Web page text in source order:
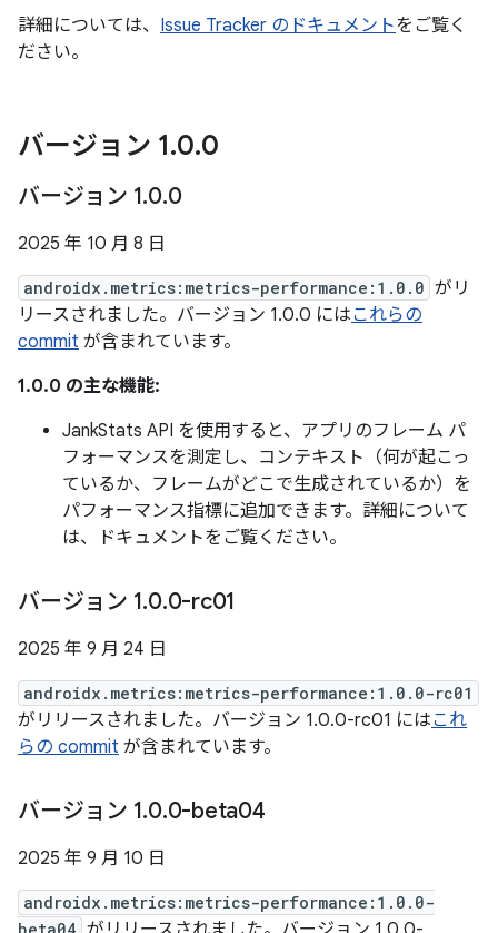
詳細については、 Issue Tracker のドキュメントをご覧く
ださい。
バージョン 1.0.0
バージョン 1.0.0
2025 年 10 月 8 日
androidx.metrics:metrics-performance:1.0.0 がリ
リースされました。バージョン 1.0.0 にはこれらの
commit が含まれています。
1.0.0 の主な機能:
JankStats API を使用すると、アプリのフレーム パ
フォーマンスを測定し、コンテキスト（何が起こっ
ているか、フレームがどこで生成されているか）を
パフォーマンス指標に追加できます。詳細について
は、ドキュメントをご覧ください。
バージョン 1.0.0-rc01
2025 年 9 月 24 日
androidx.metrics:metrics-performance:1.0.0-rc01
がリリースされました。バージョン 1.0.0-rc01 にはこれ
らの commit が含まれています。
バージョン 1.0.0-beta04
2025 年 9 月 10 日
androidx.metrics:metrics-performance:1.0.0-